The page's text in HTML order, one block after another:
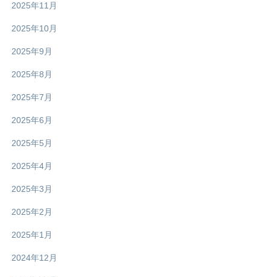
2025年11月
2025年10月
2025年9月
2025年8月
2025年7月
2025年6月
2025年5月
2025年4月
2025年3月
2025年2月
2025年1月
2024年12月